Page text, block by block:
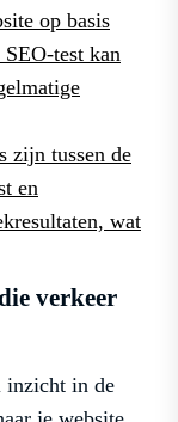
op basis
test kan
zijn tussen de
en
wat
verkeer
inzicht in de